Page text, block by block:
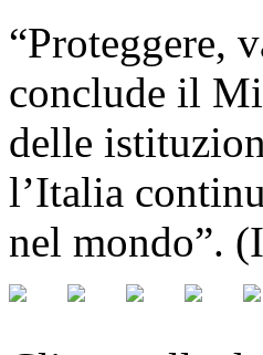
“Proteggere,
conclude il
delle
l’Italia
nel mondo”.